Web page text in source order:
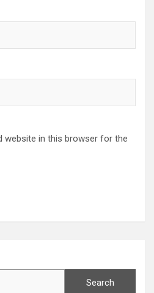
website in this browser for the
Search